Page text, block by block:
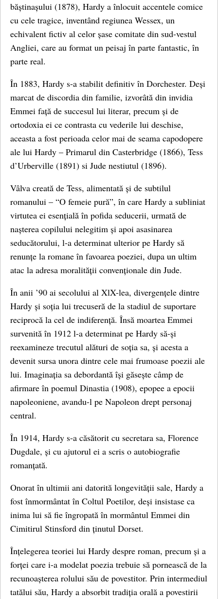
băștinașului (1878), Hardy a înlocuit accentele comice
cu cele tragice, inventând regiunea Wessex, un
echivalent fictiv al celor șase comitate din sud-vestul
Angliei, care au format un peisaj în parte fantastic, în
parte real.
În 1883, Hardy s-a stabilit definitiv în Dorchester. Deși
marcat de discordia din familie, izvorâtă din invidia
Emmei față de succesul lui literar, precum și de
ortodoxia ei ce contrasta cu vederile lui deschise,
aceasta a fost perioada celor mai de seama capodopere
ale lui Hardy – Primarul din Casterbridge (1866), Tess
d’Urberville (1891) si Jude nestiutul (1896).
Vâlva creată de Tess, alimentată și de subtilul
romanului – “O femeie pură”, în care Hardy a subliniat
virtutea ei esențială în pofida seducerii, urmată de
nașterea copilului nelegitim și apoi asasinarea
seducătorului, l-a determinat ulterior pe Hardy să
renunțe la romane în favoarea poeziei, dupa un ultim
atac la adresa moralității convenționale din Jude.
În anii ’90 ai secolului al XlX-lea, divergențele dintre
Hardy și soția lui trecuseră de la stadiul de suportare
reciprocă la cel de indiferență. Însă moartea Emmei
survenită în 1912 l-a determinat pe Hardy să-și
reexamineze trecutul alături de soția sa, și acesta a
devenit sursa unora dintre cele mai frumoase poezii ale
lui. Imaginația sa debordantă își găsește câmp de
afirmare în poemul Dinastia (1908), epopee a epocii
napoleoniene, avandu-l pe Napoleon drept personaj
central.
În 1914, Hardy s-a căsătorit cu secretara sa, Florence
Dugdale, și cu ajutorul ei a scris o autobiografie
romanțată.
Onorat în ultimii ani datorită longevității sale, Hardy a
fost înmormântat în Coltul Poetilor, deși insistase ca
inima lui să fie îngropată în mormântul Emmei din
Cimitirul Stinsford din ținutul Dorset.
Înțelegerea teoriei lui Hardy despre roman, precum și a
forței care i-a modelat poezia trebuie să pornească de la
recunoașterea rolului său de povestitor. Prin intermediul
tatălui său, Hardy a absorbit tradiția orală a povestirii